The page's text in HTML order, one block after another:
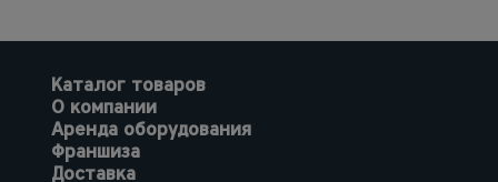
Каталог товаров
О компании
Аренда оборудования
Франшиза
Доставка